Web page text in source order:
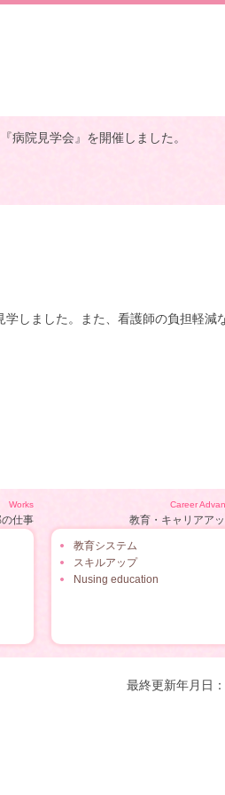
病院見学会』を開催しました。
しました。また、看護師の負担軽減
Works
仕事
Career
教育・キャリアア
教育システム
スキルアップ
Nusing education
最終更新年月日